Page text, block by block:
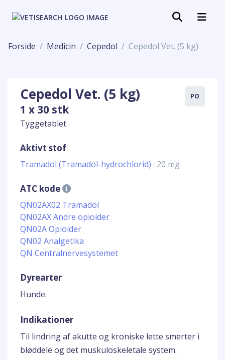
Forside Medicin Cepedol Cepedol Vet. (5 kg)
Cepedol Vet. (5 kg)
1 x 30 stk
Tyggetablet
PO
Aktivt stof
Tramadol (Tramadol-hydrochlorid) : 20 mg
ATC kode
QN02AX02 Tramadol
QN02AX Andre opioider
QN02A Opioider
QN02 Analgetika
QN Centralnervesystemet
Dyrearter
Hunde.
Indikationer
Til lindring af akutte og kroniske lette smerter i
bløddele og det muskuloskeletale system.